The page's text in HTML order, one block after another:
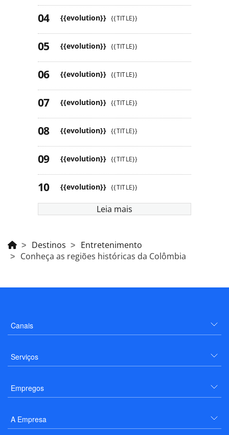
{{evolution}} {{TITLE}}
{{evolution}} {{TITLE}}
{{evolution}} {{TITLE}}
{{evolution}} {{TITLE}}
{{evolution}} {{TITLE}}
{{evolution}} {{TITLE}}
{{evolution}} {{TITLE}}
Leia mais
Destinos
Entretenimento
Conheça as regiões históricas da Colômbia
Canais
Serviços
Empregos
A Empresa